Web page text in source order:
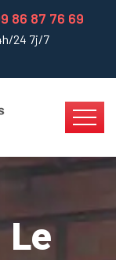
86 87 76 69
24 7j/7